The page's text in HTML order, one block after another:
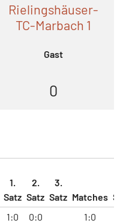
Rielingshäuser-
TC-Marbach 1
Gast
0
1.
Satz
2.
Satz
3.
Satz Matches
1:0 0:0 1:0